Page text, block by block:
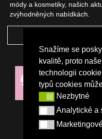
Snažíme se
kvalitě, proto
technologii
typů cookies
NezbytnéNezbytné
Analytické a
Analytické a
Marketingové
módy a kosmetiky, našich
zvýhodněných nabídkách.
NAŠI